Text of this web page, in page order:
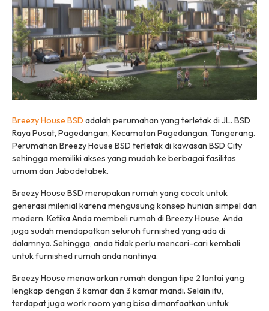
Breezy House BSD adalah perumahan yang terletak di JL. BSD
Raya Pusat, Pagedangan, Kecamatan Pagedangan, Tangerang.
Perumahan Breezy House BSD terletak di kawasan BSD City
sehingga memiliki akses yang mudah ke berbagai fasilitas
umum dan Jabodetabek.
Breezy House BSD merupakan rumah yang cocok untuk
generasi milenial karena mengusung konsep hunian simpel dan
modern. Ketika Anda membeli rumah di Breezy House, Anda
juga sudah mendapatkan seluruh furnished yang ada di
dalamnya. Sehingga, anda tidak perlu mencari-cari kembali
untuk furnished rumah anda nantinya.
Breezy House menawarkan rumah dengan tipe 2 lantai yang
lengkap dengan 3 kamar dan 3 kamar mandi. Selain itu,
terdapat juga work room yang bisa dimanfaatkan untuk